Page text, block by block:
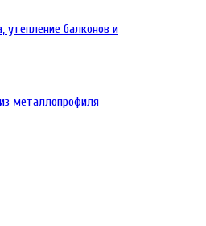
утепление балконов и
металлопрофиля